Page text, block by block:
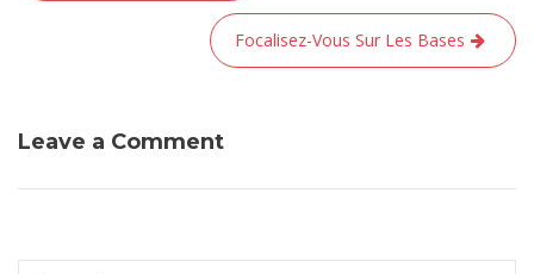
Focalisez-Vous Sur Les Bases
Leave a Comment